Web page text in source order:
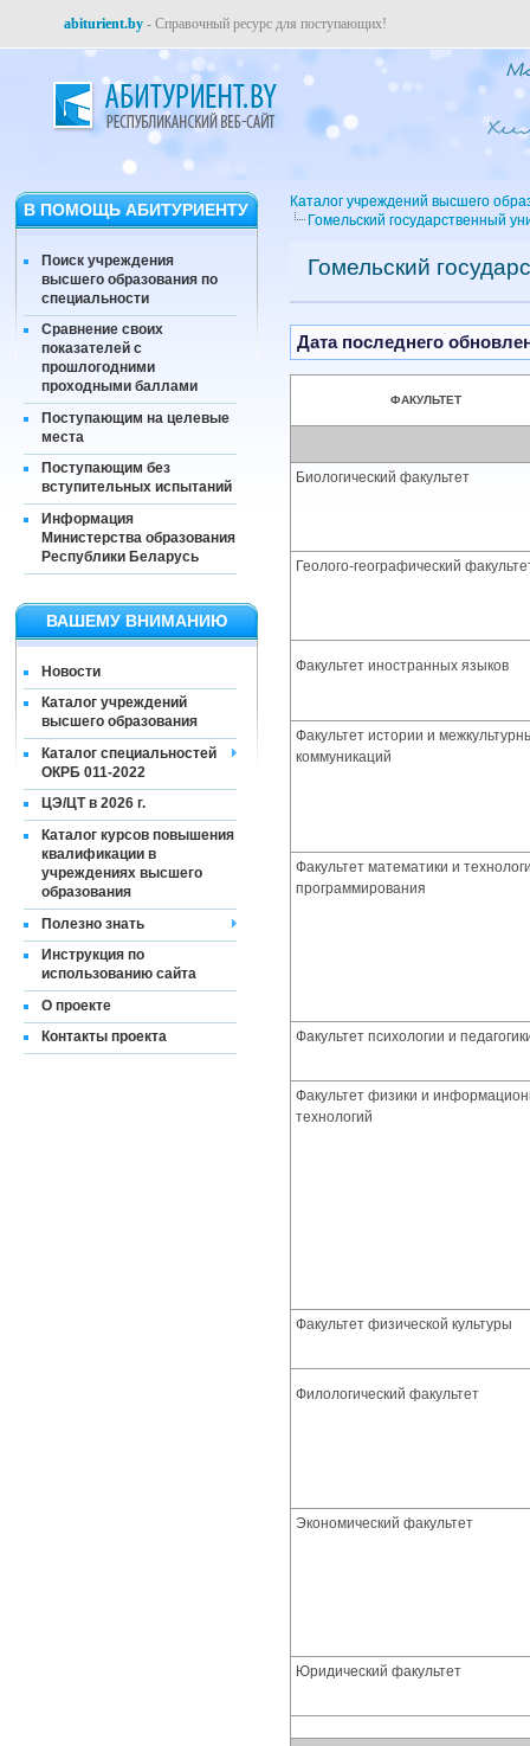
abiturient.by - Справочный ресурс для поступающих!
В ПОМОЩЬ АБИТУРИЕНТУ
Поиск учреждения
высшего образования по
специальности
Сравнение своих
показателей с
прошлогодними
проходными баллами
Поступающим на целевые
места
Поступающим без
вступительных испытаний
Информация
Министерства образования
Республики Беларусь
ВАШЕМУ ВНИМАНИЮ
Новости
Каталог учреждений
высшего образования
Каталог специальностей
ОКРБ 011-2022
ЦЭ/ЦТ в 2026 г.
Каталог курсов повышения
квалификации в
учреждениях высшего
образования
Полезно знать
Инструкция по
использованию сайта
О проекте
Контакты проекта
Каталог учреждений высшего
Гомельский государственный
Гомельский
Дата последнего
ФАКУЛЬТЕТ
Биологический факультет
Геолого-географический
Факультет иностранных языков
Факультет истории и
коммуникаций
Факультет математики и
программирования
Факультет психологии и
Факультет физики и
технологий
Факультет физической культуры
Филологический факультет
Экономический факультет
Юридический факультет